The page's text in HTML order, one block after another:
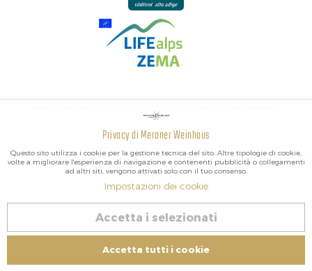
I MIGLIORI VINI DELL'ALTO ADIGE, DELL'ITALIA E DEL MONDO.
Revoca contratto
| P.IVA IT02578060218 | Bio-Certificato:
Tracciamento
attivo
Non
Privacy di Meraner Weinhaus
Questo sito utilizza i cookie per la gestione tecnica del sito. Altre tipologie di cookie,
volte a migliorare l'esperienza di navigazione e contenenti pubblicità o collegamenti
ad altri siti, vengono attivati solo con il tuo consenso.
Impostazioni dei cookie
Accetta i selezionati
Accetta tutti i cookie